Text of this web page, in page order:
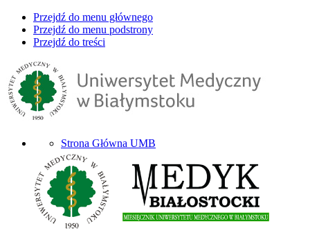
Przejdź do menu głównego
Przejdź do menu podstrony
Przejdź do treści
Strona Główna UMB